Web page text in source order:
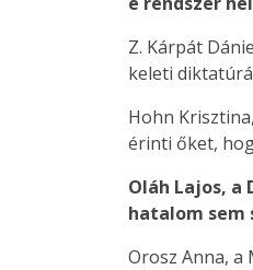
Z. Kárpát
keleti
Hohn
érinti őket,
Oláh Lajos,
hatalom sem
Orosz Anna,